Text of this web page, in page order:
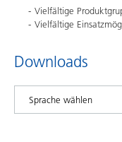
Vielfältige
Vielfältige
Downloads